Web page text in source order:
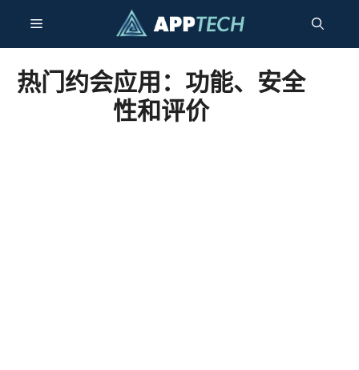
内
菜
单
热门约会应用：功能、安全
性和评价